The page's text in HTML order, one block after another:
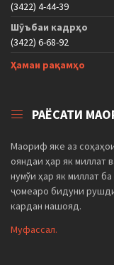
(3422) 4-44-39
Шӯъбаи кадрҳо
(3422) 6-68-92
Ҳамаи рақамҳо
РАЁСАТИ
Маориф яке аз
ояндаи ҳар як
нумўи ҳар як миллат
ҷомеаро бидуни
кардан нашояд.
Муфассал.